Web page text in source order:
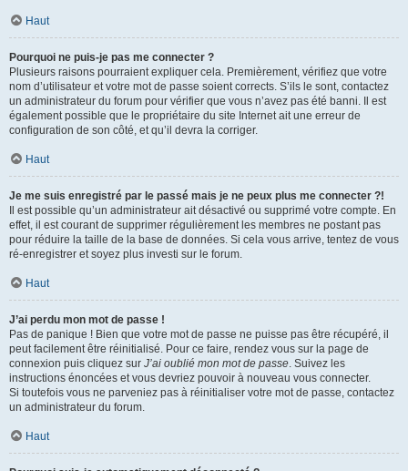
Haut
Pourquoi ne puis-je pas me connecter ?
Plusieurs raisons pourraient expliquer cela. Premièrement, vérifiez que votre
nom d’utilisateur et votre mot de passe soient corrects. S’ils le sont, contactez
un administrateur du forum pour vérifier que vous n’avez pas été banni. Il est
également possible que le propriétaire du site Internet ait une erreur de
configuration de son côté, et qu’il devra la corriger.
Haut
Je me suis enregistré par le passé mais je ne peux plus me connecter ?!
Il est possible qu’un administrateur ait désactivé ou supprimé votre compte. En
effet, il est courant de supprimer régulièrement les membres ne postant pas
pour réduire la taille de la base de données. Si cela vous arrive, tentez de vous
ré-enregistrer et soyez plus investi sur le forum.
Haut
J’ai perdu mon mot de passe !
Pas de panique ! Bien que votre mot de passe ne puisse pas être récupéré, il
peut facilement être réinitialisé. Pour ce faire, rendez vous sur la page de
connexion puis cliquez sur J’ai oublié mon mot de passe. Suivez les
instructions énoncées et vous devriez pouvoir à nouveau vous connecter.
Si toutefois vous ne parveniez pas à réinitialiser votre mot de passe, contactez
un administrateur du forum.
Haut